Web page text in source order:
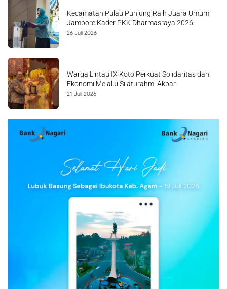
Kecamatan Pulau Punjung Raih Juara Umum
Jambore Kader PKK Dharmasraya 2026
26 Juli 2026
Warga Lintau IX Koto Perkuat Solidaritas dan
Ekonomi Melalui Silaturahmi Akbar
21 Juli 2026